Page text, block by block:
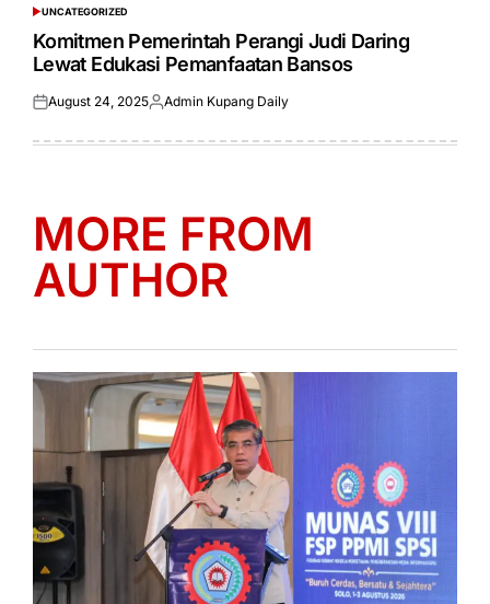
POSTED
IN
UNCATEGORIZED
Komitmen Pemerintah Perangi Judi Daring
Lewat Edukasi Pemanfaatan Bansos
Posted
August 24, 2025Posted
Admin Kupang Daily
MORE FROM
AUTHOR